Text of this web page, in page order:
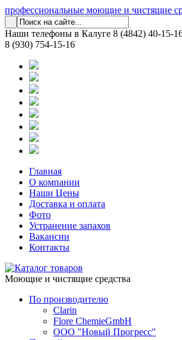
профессиональные моющие и чистящие
Наши телефоны в Калуге 8 (4842) 40-15-
8 (930) 754-15-16
Главная
О компании
Наши Цены
Доставка и оплата
Фото
Устранение запахов
Вакансии
Контакты
Моющие и чистящие средства
По производителю
Clarin
Flore ChemieGmbH
ООО "Новый Прогресс"